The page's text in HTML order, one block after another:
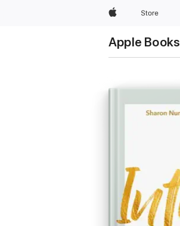
AppleStore
Apple Books